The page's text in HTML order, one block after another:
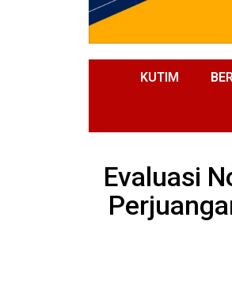
KUTIM
Evaluasi